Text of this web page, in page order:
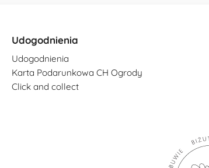
Udogodnienia
Udogodnienia
Karta Podarunkowa CH Ogrody
Click and collect